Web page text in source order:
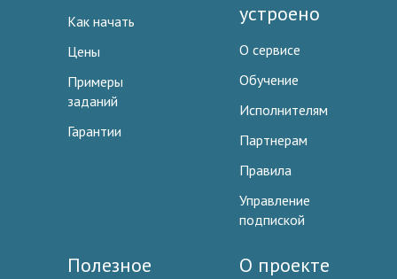
Как начать
Цены
Примеры
заданий
Гарантии
устроено
О сервисе
Обучение
Исполнителям
Партнерам
Правила
Управление
подпиской
Полезное О проекте